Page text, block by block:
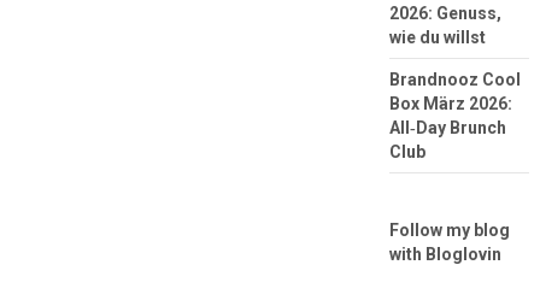
2026: Genuss,
wie du willst
Brandnooz Cool
Box März 2026:
All‑Day Brunch
Club
Follow my blog
with Bloglovin